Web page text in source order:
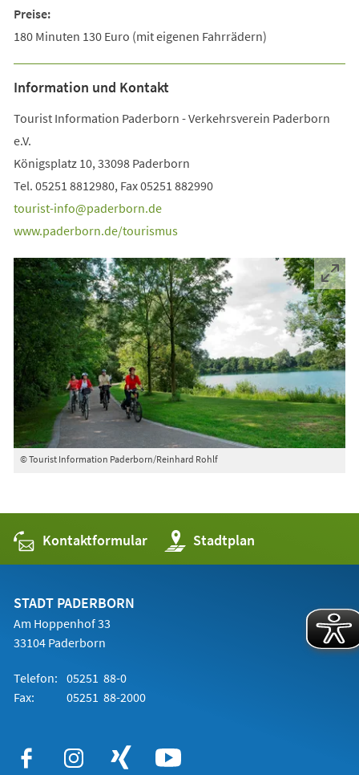
Preise:
180 Minuten 130 Euro (mit eigenen Fahrrädern)
Information und Kontakt
Tourist Information Paderborn - Verkehrsverein Paderborn
e.V.
Königsplatz 10, 33098 Paderborn
Tel. 05251 8812980, Fax 05251 882990
tourist-info
paderborn de
www.paderborn.de/tourismus
© Tourist Information Paderborn/Reinhard Rohlf
Kontaktformular Stadtplan
(Öffnet
in
einem
STADT PADERBORN
Am Hoppenhof 33
33104 Paderborn
Telefon: 05251 88-0
Fax:
05251 88-2000